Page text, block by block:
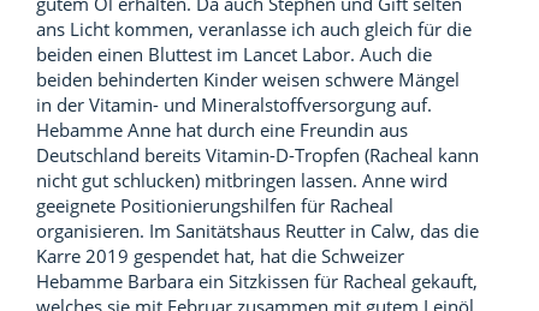
ans Licht kommen, veranlasse ich auch gleich für die
beiden einen Bluttest im Lancet Labor. Auch die
beiden behinderten Kinder weisen schwere Mängel
in der Vitamin- und Mineralstoffversorgung auf.
Hebamme Anne hat durch eine Freundin aus
Deutschland bereits Vitamin-D-Tropfen (Racheal kann
nicht gut schlucken) mitbringen lassen. Anne wird
geeignete Positionierungshilfen für Racheal
organisieren. Im Sanitätshaus Reutter in Calw, das die
Karre 2019 gespendet hat, hat die Schweizer
Hebamme Barbara ein Sitzkissen für Racheal gekauft,
welches sie mit Februar zusammen mit gutem Leinöl